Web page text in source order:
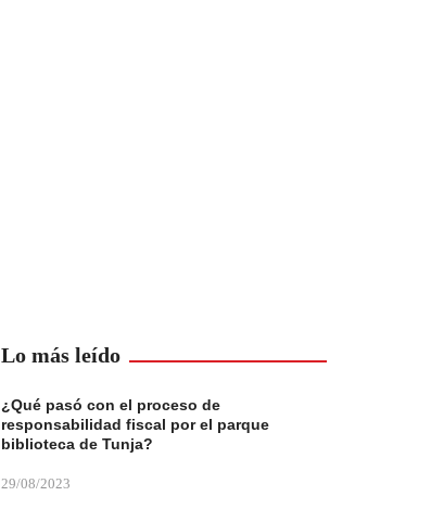
Lo más leído
¿Qué pasó con el proceso de
responsabilidad fiscal por el parque
biblioteca de Tunja?
29/08/2023